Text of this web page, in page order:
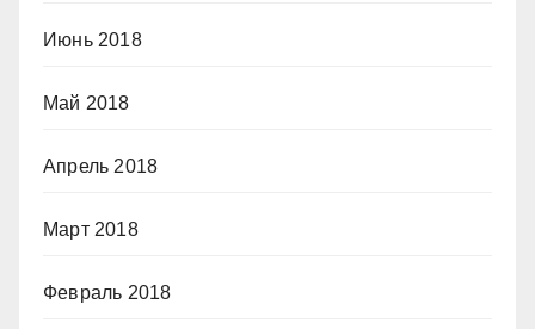
Июнь 2018
Май 2018
Апрель 2018
Март 2018
Февраль 2018